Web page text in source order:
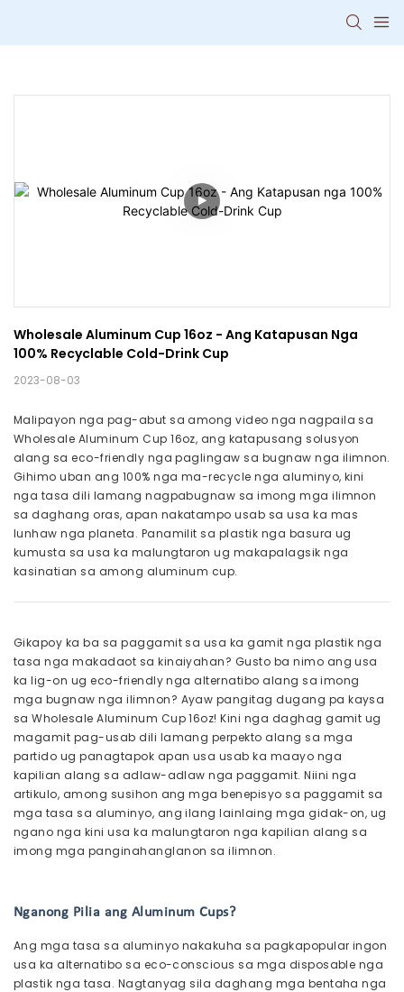
Wholesale Aluminum Cup 16oz - Ang Katapusan Nga
100% Recyclable Cold-Drink Cup
2023-08-03
Malipayon nga pag-abut sa among video nga nagpaila sa
Wholesale Aluminum Cup 16oz, ang katapusang solusyon
alang sa eco-friendly nga paglingaw sa bugnaw nga ilimnon.
Gihimo uban ang 100% nga ma-recycle nga aluminyo, kini
nga tasa dili lamang nagpabugnaw sa imong mga ilimnon
sa daghang oras, apan nakatampo usab sa usa ka mas
lunhaw nga planeta. Panamilit sa plastik nga basura ug
kumusta sa usa ka malungtaron ug makapalagsik nga
kasinatian sa among aluminum cup.
Gikapoy ka ba sa paggamit sa usa ka gamit nga plastik nga
tasa nga makadaot sa kinaiyahan? Gusto ba nimo ang usa
ka lig-on ug eco-friendly nga alternatibo alang sa imong
mga bugnaw nga ilimnon? Ayaw pangitag dugang pa kaysa
sa Wholesale Aluminum Cup 16oz! Kini nga daghag gamit ug
magamit pag-usab dili lamang perpekto alang sa mga
partido ug panagtapok apan usa usab ka maayo nga
kapilian alang sa adlaw-adlaw nga paggamit. Niini nga
artikulo, among susihon ang mga benepisyo sa paggamit sa
mga tasa sa aluminyo, ang ilang lainlaing mga gidak-on, ug
ngano nga kini usa ka malungtaron nga kapilian alang sa
imong mga panginahanglanon sa ilimnon.
Nganong Pilia ang Aluminum Cups?
Ang mga tasa sa aluminyo nakakuha sa pagkapopular ingon
usa ka alternatibo sa eco-conscious sa mga disposable nga
plastik nga tasa. Nagtanyag sila daghang mga bentaha nga